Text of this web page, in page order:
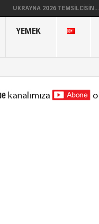
UKRAYNA 2026 TEMSILCISIN...
YEMEK